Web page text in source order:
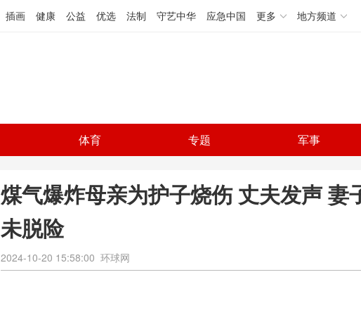
插画 健康 公益 优选 法制 守艺中华 应急中国 更多 地方频道
体育 专题 军事
煤气爆炸母亲为护子烧伤 丈夫发声 妻
未脱险
2024-10-20 15:58:00 环球网